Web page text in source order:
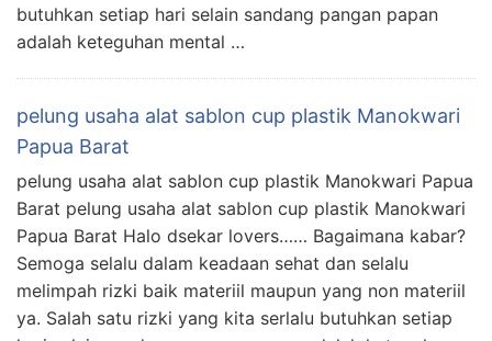
butuhkan setiap hari selain sandang pangan papan
adalah keteguhan mental …
pelung usaha alat sablon cup plastik Manokwari
Papua Barat
pelung usaha alat sablon cup plastik Manokwari Papua
Barat pelung usaha alat sablon cup plastik Manokwari
Papua Barat Halo dsekar lovers…… Bagaimana kabar?
Semoga selalu dalam keadaan sehat dan selalu
melimpah rizki baik materiil maupun yang non materiil
ya. Salah satu rizki yang kita serlalu butuhkan setiap